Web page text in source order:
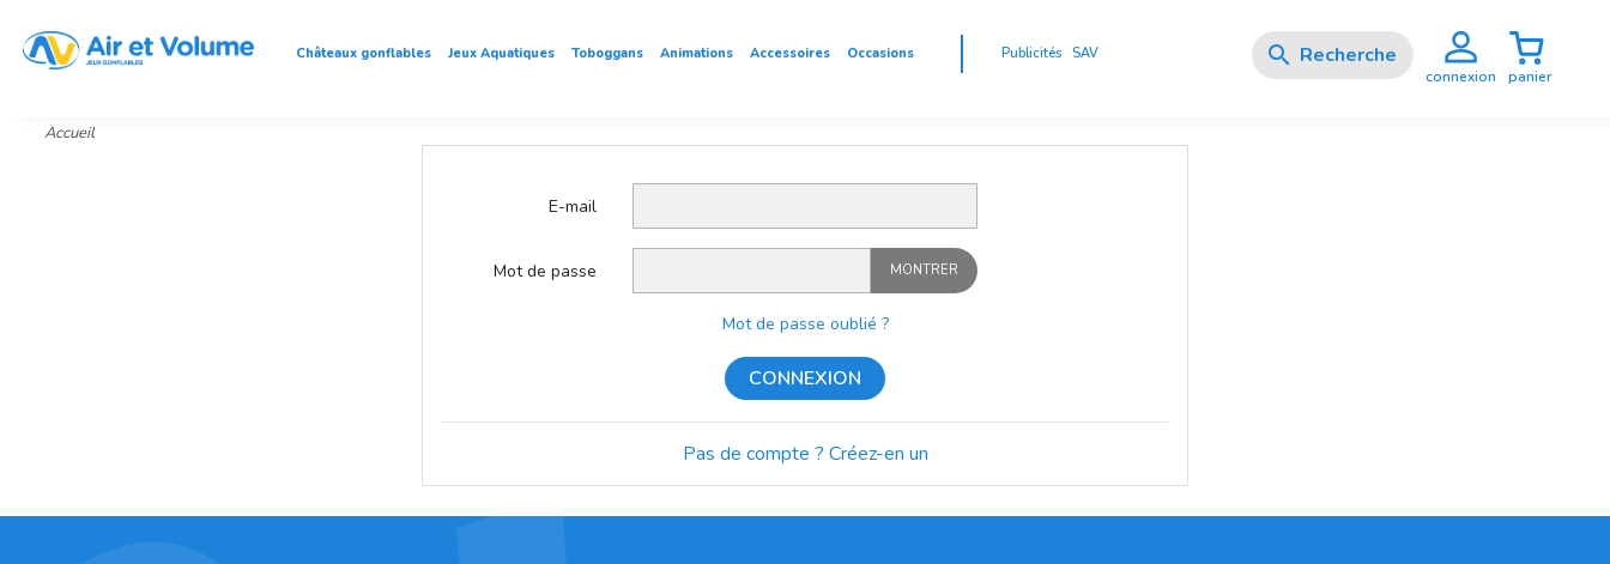
Châteaux gonflables Jeux Aquatiques Toboggans Animations Accessoires Occasions Publicités SAV 
connexion panier
Accueil
E-mail
Mot de passe MONTRER
Mot de passe oublié ?
CONNEXION
Pas de compte ? Créez-en un